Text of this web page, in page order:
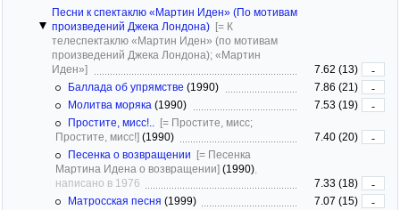
Песни к спектаклю «Мартин Иден» (По мотивам
произведений Джека Лондона) [= К
телеспектаклю «Мартин Иден» (по мотивам
произведений Джека Лондона); «Мартин
Иден»]
7.62 (13)
-
Баллада об упрямстве (1990) 7.86 (21)
-
Молитва моряка (1990) 7.53 (19)
-
Простите, мисс!..
[= Простите, мисс;
Простите, мисс!] (1990) 7.40 (20)
-
Песенка о возвращении [= Песенка
Мартина Идена о возвращении] (1990)
написано в 1976
7.33 (18)
-
Матросская песня (1999) 7.07 (15)
-